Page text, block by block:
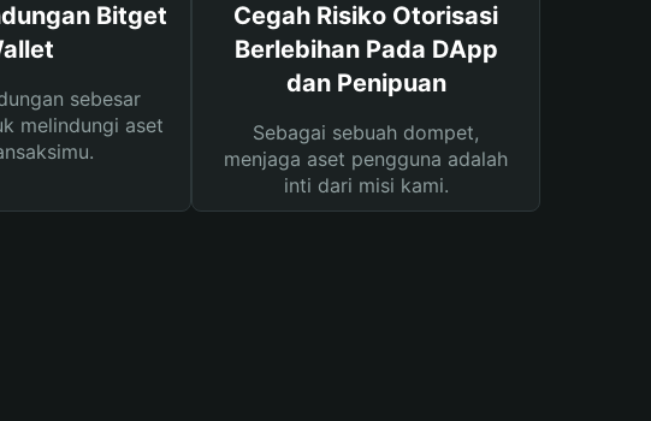
Bitget
sebesar
melindungi aset
Cegah Risiko Otorisasi
Berlebihan Pada DApp
dan Penipuan
Sebagai sebuah dompet,
menjaga aset pengguna adalah
inti dari misi kami.